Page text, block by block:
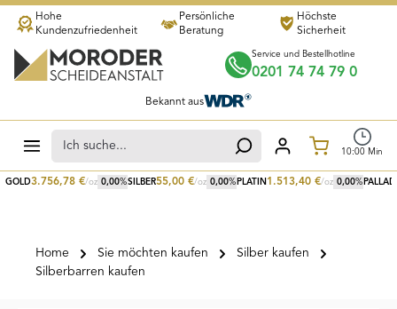
Zum Hauptinhalt springen
GOLD3.756,78 €/oz 0,00%SILBER55,00 €/oz 0,00% PLATIN 1.513,40 €/oz 0,00%
Hohe
Kundenzufriedenheit
Persönliche
Beratung
Höchste
Sicherheit
Service und Bestellhotline
0201 74 74 79 0
Bekannt aus
10:00 Min
Home Sie möchten kaufen
Silber kaufen
Silberbarren kaufen